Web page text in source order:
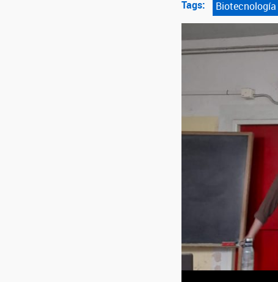
Tags: Biotecnología